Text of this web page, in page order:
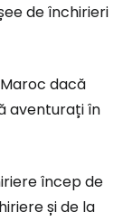
de închirieri
dacă
aventurați în
încep de
și de la